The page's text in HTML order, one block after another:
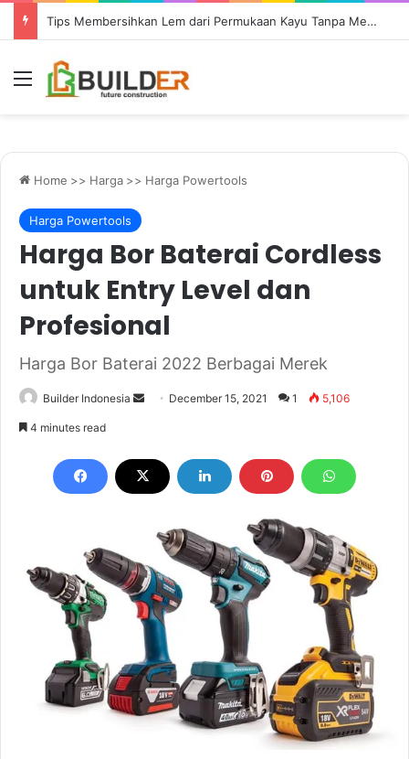
Tips Membersihkan Lem dari Permukaan Kayu Tanpa Mengamplas
Menu
Home >> Harga >> Harga Powertools
Harga Powertools
Harga Bor Baterai Cordless
untuk Entry Level dan
Profesional
Harga Bor Baterai 2022 Berbagai Merek
Builder Indonesia
Send December 15, 2021 1 5,106
4 minutes read